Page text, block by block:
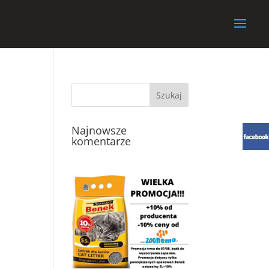
Najnowsze
komentarze